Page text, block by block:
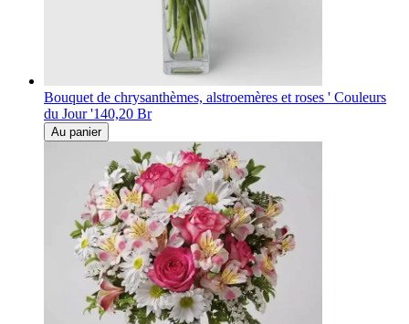
Bouquet de chrysanthèmes, alstroemères et roses ' Couleurs
du Jour '140,20 Br
Au panier